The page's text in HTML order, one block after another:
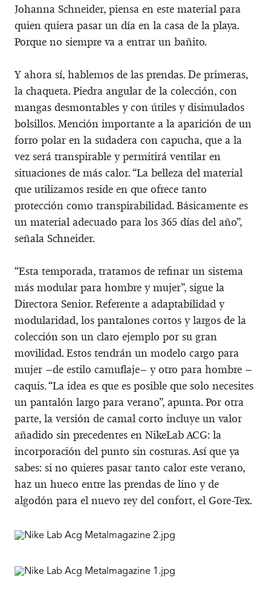
Johanna Schneider, piensa en este material para
quien quiera pasar un día en la casa de la playa.
Porque no siempre va a entrar un bañito.
Y ahora sí, hablemos de las prendas. De primeras,
la chaqueta. Piedra angular de la colección, con
mangas desmontables y con útiles y disimulados
bolsillos. Mención importante a la aparición de un
forro polar en la sudadera con capucha, que a la
vez será transpirable y permitirá ventilar en
situaciones de más calor. “La belleza del material
que utilizamos reside en que ofrece tanto
protección como transpirabilidad. Básicamente es
un material adecuado para los 365 días del año”,
señala Schneider.
“Esta temporada, tratamos de refinar un sistema
más modular para hombre y mujer”, sigue la
Directora Senior. Referente a adaptabilidad y
modularidad, los pantalones cortos y largos de la
colección son un claro ejemplo por su gran
movilidad. Estos tendrán un modelo cargo para
mujer –de estilo camuflaje– y otro para hombre –
caquis. “La idea es que es posible que solo necesites
un pantalón largo para verano”, apunta. Por otra
parte, la versión de camal corto incluye un valor
añadido sin precedentes en NikeLab ACG: la
incorporación del punto sin costuras. Así que ya
sabes: si no quieres pasar tanto calor este verano,
haz un hueco entre las prendas de lino y de
algodón para el nuevo rey del confort, el Gore-Tex.